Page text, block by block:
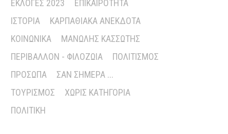
ΕΚΛΟΓΈΣ 2023
ΕΠΙΚΑΙΡΌΤΗΤΑ
ΙΣΤΟΡΊΑ
ΚΑΡΠΑΘΙΑΚΆ ΑΝΈΚΔΟΤΑ
ΚΟΙΝΩΝΙΚΆ
ΜΑΝΏΛΗΣ ΚΑΣΣΏΤΗΣ
ΠΕΡΙΒΆΛΛΟΝ - ΦΙΛΟΖΩΊΑ
ΠΟΛΙΤΙΣΜΌΣ
ΠΡΌΣΩΠΑ
ΣΑΝ ΣΉΜΕΡΑ ...
ΤΟΥΡΙΣΜΌΣ
ΧΩΡΊΣ ΚΑΤΗΓΟΡΊΑ
ΠΟΛΙΤΙΚΉ